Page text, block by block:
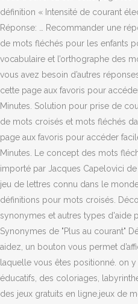
définition « Intensité de courant
Réponse: … Recommander une
de mots fléchés pour les enfants
vocabulaire et l’orthographe des
vous avez besoin d’autres
cette page aux favoris pour
Minutes. Solution pour prise de
de mots croisés et mots fléchés
page aux favoris pour accéder
Minutes. Le concept des mots
importé par Jacques Capelovici
jeu de lettres connu dans le
définitions pour mots croisés.
synonymes et autres types d'aide
Synonymes de "Plus au courant"
aidez, un bouton vous permet
laquelle vous êtes positionné. on
éducatifs, des coloriages,
des jeux gratuits en ligne.jeux de